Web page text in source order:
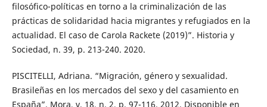
filosófico-políticas en torno a la criminalización de las
prácticas de solidaridad hacia migrantes y refugiados en la
actualidad. El caso de Carola Rackete (2019)”. Historia y
Sociedad, n. 39, p. 213-240. 2020.
PISCITELLI, Adriana. “Migración, género y sexualidad.
Brasileñas en los mercados del sexo y del casamiento en
España”. Mora, v. 18, n. 2, p. 97-116. 2012. Disponible en